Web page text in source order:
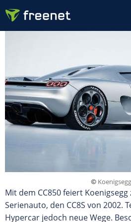
©
Mit dem CC850 feiert
Serienauto, den CC8S von 2002.
Hypercar jedoch neue Wege.